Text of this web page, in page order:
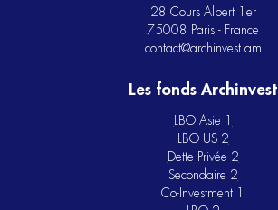
28 Cours Albert 1er
75008 Paris - France
contact@archinvest.am
Les fonds Archinvest
LBO Asie 1
LBO US 2
Dette Privée 2
Secondaire 2
Co-Investment 1